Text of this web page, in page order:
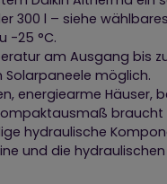
300 l – siehe
-25 °C.
am Ausgang bis
Solarpaneele möglich.
energiearme Häuser,
hydraulische
und die